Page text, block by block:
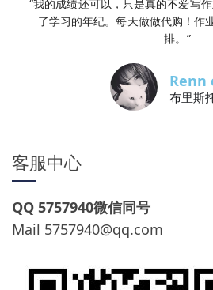
“我的成绩还可以，只是真的不爱写
了学习的年纪。每天做做代购！作
排。”
Renn
布里斯
客服中心
QQ 5757940微信同号
Mail 5757940@qq.com